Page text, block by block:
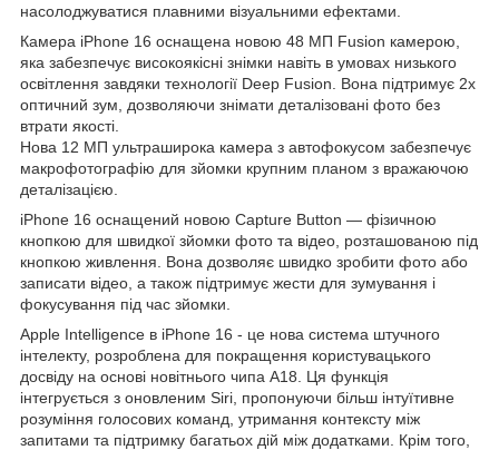
насолоджуватися плавними візуальними ефектами.
Камера iPhone 16 оснащена новою 48 МП Fusion камерою,
яка забезпечує високоякісні знімки навіть в умовах низького
освітлення завдяки технології Deep Fusion. Вона підтримує 2х
оптичний зум, дозволяючи знімати деталізовані фото без
втрати якості.
Нова 12 МП ультраширока камера з автофокусом забезпечує
макрофотографію для зйомки крупним планом з вражаючою
деталізацією.
iPhone 16 оснащений новою Capture Button — фізичною
кнопкою для швидкої зйомки фото та відео, розташованою під
кнопкою живлення. Вона дозволяє швидко зробити фото або
записати відео, а також підтримує жести для зумування і
фокусування під час зйомки.
Apple Intelligence в iPhone 16 - це нова система штучного
інтелекту, розроблена для покращення користувацького
досвіду на основі новітнього чипа А18. Ця функція
інтегрується з оновленим Siri, пропонуючи більш інтуїтивне
розуміння голосових команд, утримання контексту між
запитами та підтримку багатьох дій між додатками. Крім того,